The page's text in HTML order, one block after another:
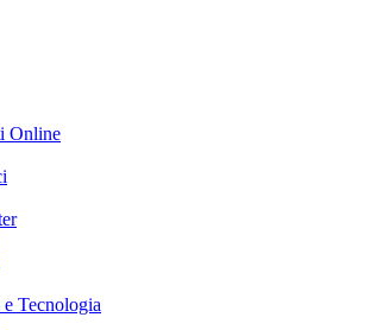
Online
e Tecnologia